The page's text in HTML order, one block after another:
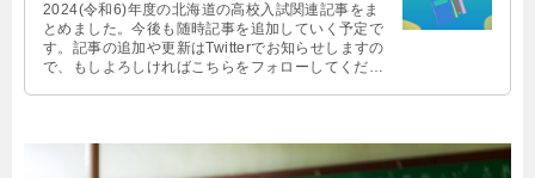
2024(令和6)年度の北海道の高校入試関連記事をま
とめました。今後も随時記事を追加していく予定で
す。記事の追加や更新はTwitterでお知らせしますの
で、もしよろしければこちらをフォローしてくださ